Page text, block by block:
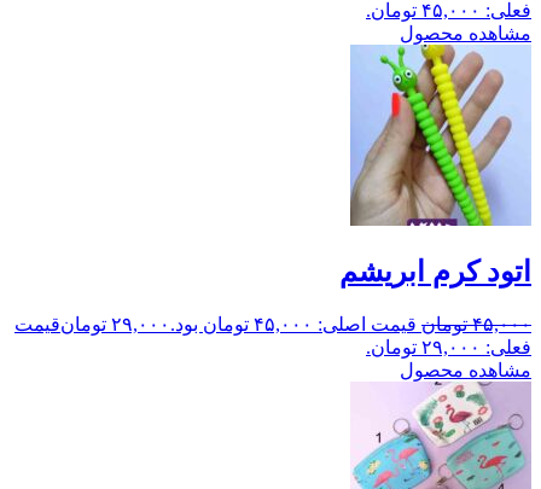
فعلی: ۴۵,۰۰۰ تومان.
مشاهده محصول
اتود کرم ابریشم
۴۵,۰۰۰ تومان قیمت اصلی: ۴۵,۰۰۰ تومان بود. ۲۹,۰۰۰ تومانقیمت
فعلی: ۲۹,۰۰۰ تومان.
مشاهده محصول